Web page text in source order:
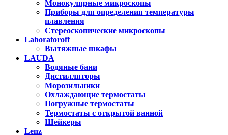
Монокулярные микроскопы
Приборы для определения температуры
плавления
Стереоскопические микроскопы
Laboratoroff
Вытяжные шкафы
LAUDA
Водяные бани
Дистилляторы
Морозильники
Охлаждающие термостаты
Погружные термостаты
Термостаты с открытой ванной
Шейкеры
Lenz